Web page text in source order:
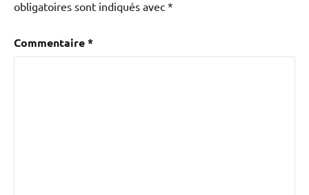
obligatoires sont indiqués avec *
Commentaire*